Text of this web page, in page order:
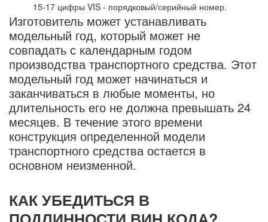
15-17 цифры VIS - порядковый/серийный номер.
Изготовитель может устанавливать
модельный год, который может не
совпадать с календарным годом
производства транспортного средства. Этот
модельный год может начинаться и
заканчиваться в любые моменты, но
длительность его не должна превышать 24
месяцев. В течение этого времени
конструкция определенной модели
транспортного средства остается в
основном неизменной.
КАК УБЕДИТЬСЯ В